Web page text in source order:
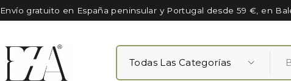
Envío gratuito en España peninsular y Portugal desde 59 €, en